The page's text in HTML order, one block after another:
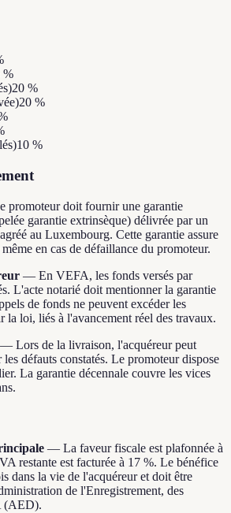
%
20 %
20 %
10 %
promoteur doit fournir une garantie
garantie extrinsèque) délivrée par un
au Luxembourg. Cette garantie assure
en cas de défaillance du promoteur.
— En VEFA, les fonds versés par
L'acte notarié doit mentionner la garantie
de fonds ne peuvent excéder les
la loi, liés à l'avancement réel des travaux.
— Lors de la livraison, l'acquéreur peut
les défauts constatés. Le promoteur dispose
La garantie décennale couvre les vices
— La faveur fiscale est plafonnée à
restante est facturée à 17 %. Le bénéfice
dans la vie de l'acquéreur et doit être
de l'Enregistrement, des
(AED).